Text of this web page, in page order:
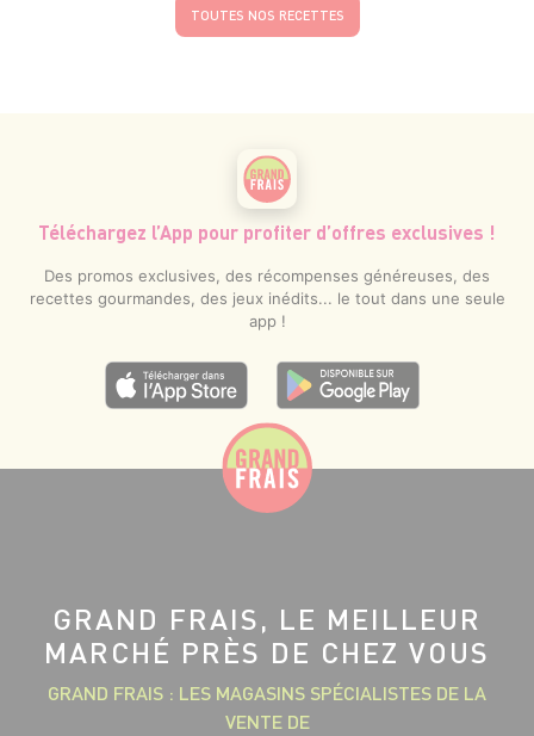
TOUTES NOS RECETTES
Téléchargez l’App pour profiter d’offres exclusives !
Des promos exclusives, des récompenses généreuses, des
recettes gourmandes, des jeux inédits... le tout dans une seule
app !
GRAND FRAIS, LE MEILLEUR
MARCHÉ PRÈS DE CHEZ VOUS
GRAND FRAIS : LES MAGASINS SPÉCIALISTES DE LA
VENTE DE